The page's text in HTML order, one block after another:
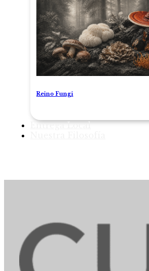
Reino Fungi
Entrega Local